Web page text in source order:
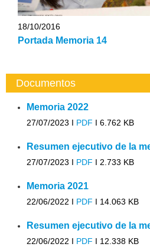
18/10/2016
Portada Memoria 14
Documentos
Memoria 2022
27/07/2023 I PDF I 6.762 KB
Resumen ejecutivo de la
27/07/2023 I PDF I 2.733 KB
Memoria 2021
22/06/2022 I PDF I 14.063 KB
Resumen ejecutivo de la
22/06/2022 I PDF I 12.338 KB